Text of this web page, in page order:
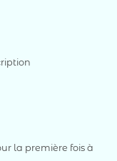
la première fois à